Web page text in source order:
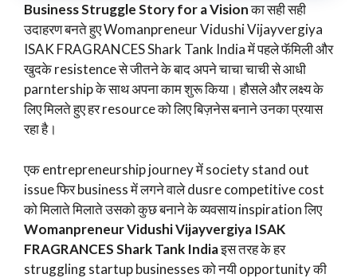
Business Struggle Story for a Visionका सही सही
उदाहरण बनते हुए Womanpreneur Vidushi Vijayvergiya
ISAK FRAGRANCES Shark Tank India में पहले फॅमिली और
खुदके resistence से जीतने के बाद अपने चाचा चाची से आधी
parntership के साथ अपना काम शुरू किया। हौसले और लक्ष्य के
लिए मिलते हुए हर resource को लिए बिज़नेस बनाने उनका प्रयास
रहा है।
एक entrepreneurship journey में society stand out
issue फिर business में लगने वाले dusre competitive cost
को मिलाते मिलाते उसको कुछ बनाने के व्यवसाय inspiration लिए
Womanpreneur Vidushi Vijayvergiya ISAK
FRAGRANCES Shark Tank Indiaइस तरह के हर
struggling startup businesses को नयी opportunity की